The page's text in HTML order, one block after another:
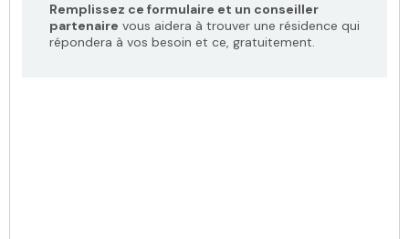
Remplissez ce formulaire et un conseiller
partenaire vous aidera à trouver une résidence qui
répondera à vos besoin et ce, gratuitement.